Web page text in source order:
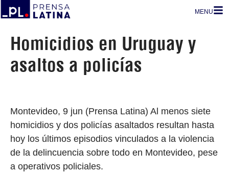
MENU
Homicidios en Uruguay y
asaltos a policías
Montevideo, 9 jun (Prensa Latina) Al menos siete
homicidios y dos policías asaltados resultan hasta
hoy los últimos episodios vinculados a la violencia
de la delincuencia sobre todo en Montevideo, pese
a operativos policiales.